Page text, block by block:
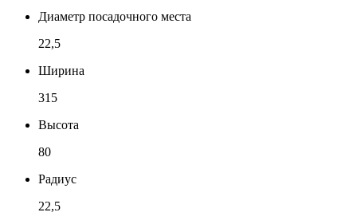
Диаметр посадочного места
22,5
Ширина
315
Высота
80
Радиус
22,5